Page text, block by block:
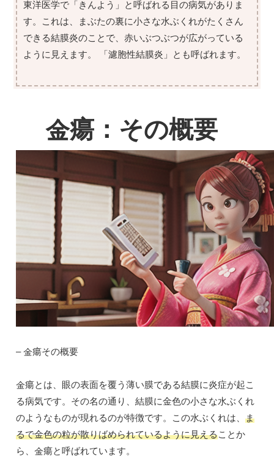
東洋医学で「きんよう」と呼ばれる目の病気がありま
す。これは、まぶたの裏に小さな水ぶくれがたくさん
できる結膜炎のことで、赤いぶつぶつが広がっている
ように見えます。 「濾胞性結膜炎」とも呼ばれます。
金瘍：その概要
– 金瘍その概要
金瘍とは、眼の表面を覆う薄い膜である結膜に炎症が起こ
る病気です。その名の通り、結膜に金色の小さな水ぶくれ
のようなものが現れるのが特徴です。この水ぶくれは、 ま
るで金色の粒が散りばめられているように見えることか
ら、金瘍と呼ばれています。